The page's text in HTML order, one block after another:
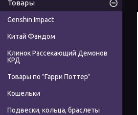
Товары
Genshin Impact
Китай Фандом
Клинок Рассекающий Демонов
КРД
Товары по "Гарри Поттер"
Кошельки
Подвески, кольца, браслеты